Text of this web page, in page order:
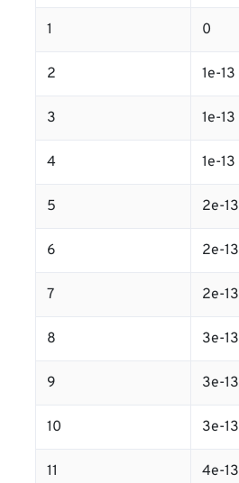
1 0
2 1e-13
3 1e-13
4 1e-13
5 2e-13
6 2e-13
7 2e-13
8 3e-13
9 3e-13
10 3e-13
11 4e-13